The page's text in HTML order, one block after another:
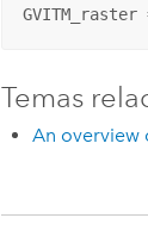
GVITM_raster
Temas
An overview